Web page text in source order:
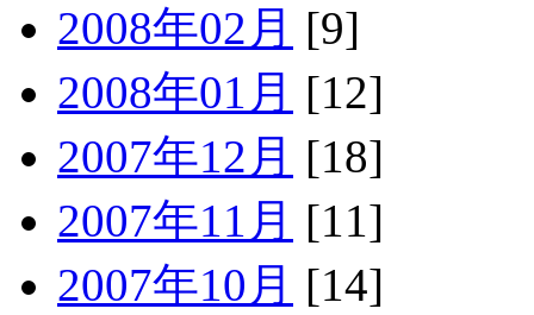
2008年02月 [9]
2008年01月 [12]
2007年12月 [18]
2007年11月 [11]
2007年10月 [14]